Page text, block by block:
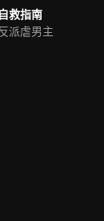
救指南
派虐男主